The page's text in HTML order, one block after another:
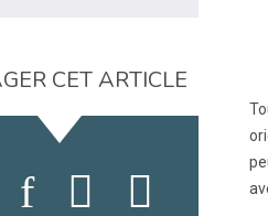
CET ARTICLE